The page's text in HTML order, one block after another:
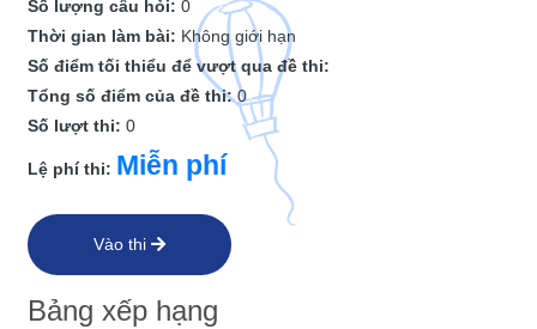
Số lượng câu hỏi: 0
Thời gian làm bài: Không giới hạn
Số điểm tối thiểu để vượt qua đề thi:
Tổng số điểm của đề thi:0
Số lượt thi: 0
Lệ phí thi: Miễn phí
Vào thi
Bảng xếp hạng